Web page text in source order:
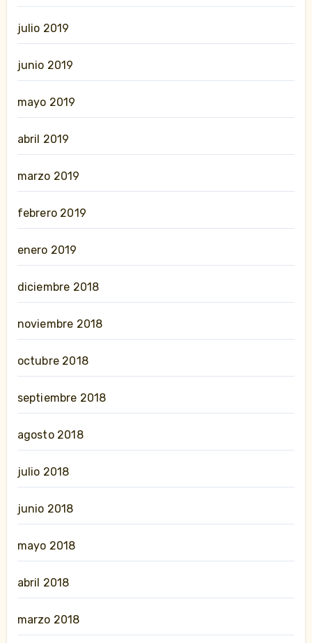
julio 2019
junio 2019
mayo 2019
abril 2019
marzo 2019
febrero 2019
enero 2019
diciembre 2018
noviembre 2018
octubre 2018
septiembre 2018
agosto 2018
julio 2018
junio 2018
mayo 2018
abril 2018
marzo 2018